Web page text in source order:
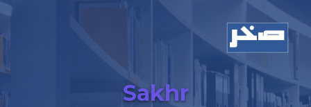
Sakhr